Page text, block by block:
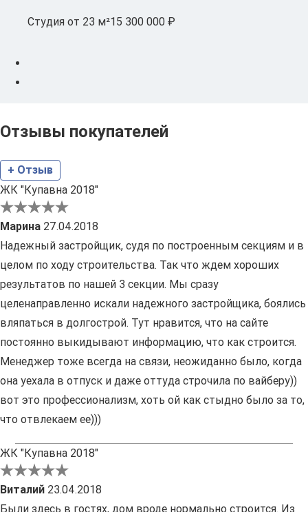
Студия от 23 м²15 300 000 ₽
Отзывы покупателей
+ Отзыв
ЖК "Купавна 2018"
Марина 27.04.2018
Надежный застройщик, судя по построенным секциям и в
целом по ходу строительства. Так что ждем хороших
результатов по нашей 3 секции. Мы сразу
целенаправленно искали надежного застройщика, боялись
вляпаться в долгострой. Тут нравится, что на сайте
постоянно выкидывают информацию, что как строится.
Менеджер тоже всегда на связи, неожиданно было, когда
она уехала в отпуск и даже оттуда строчила по вайберу))
вот это профессионализм, хоть ой как стыдно было за то,
что отвлекаем ее)))
ЖК "Купавна 2018"
Виталий 23.04.2018
Были здесь в гостях, дом вроде нормально строится. Из